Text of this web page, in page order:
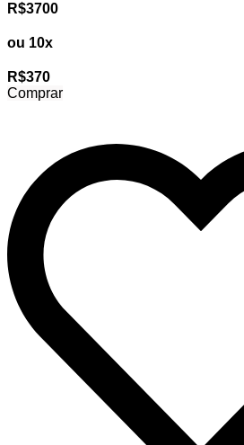
R$3700
ou 10x
R$370
Comprar